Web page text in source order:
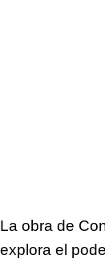
La obra de
explora el